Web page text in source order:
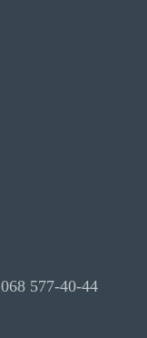
068 577-40-44